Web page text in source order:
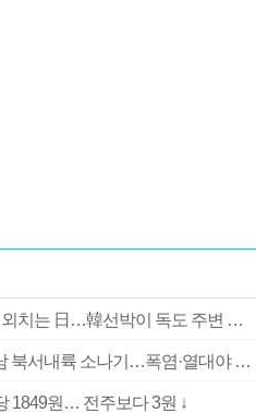
[속보] 여전히 ‘독도는 우리땅’ 외치는 日…韓선박이 독도 주변 해양조사 활동하자 반발
부산 울산 경남 구름 많고 경남 북서내륙 소나기…폭염·열대야 계속
1849원… 전주보다 3원 ↓